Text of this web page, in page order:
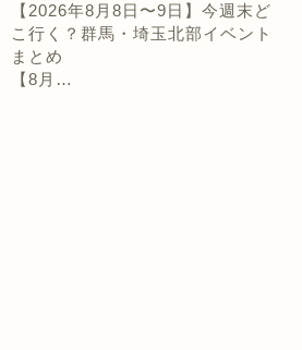
【2026年8月8日〜9日】今週末ど
こ行く？群馬・埼玉北部イベント
まとめ
【8月…